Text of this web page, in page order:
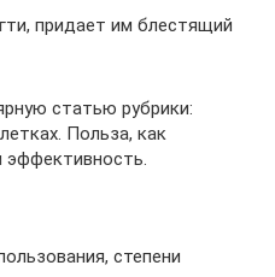
придает им блестящий
статью рубрики:
Польза, как
эффективность.
степени